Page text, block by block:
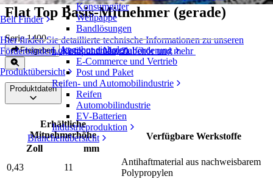
Belt Finder
Hier finden Sie detaillierte technische Informationen zu unseren
Förderbändern, Komponenten, Zubehör und mehr
Produktübersicht
Konsumgüter
Wellpappe
Bandlösungen
Logistik und Materialförderung
E-Commerce und Vertrieb
Post und Paket
Reifen- und Automobilindustrie
Reifen
Automobilindustrie
EV-Batterien
Industrieproduktion
Branchenübersicht
Flat Top Basis-Mitnehmer (gerade)
Serie 1400
Freigeben Angebot einholen
Produktdaten
Erhältliche
Mitnehmerhöhe
Verfügbare Werkstoffe
Zoll
mm
0,43
11
Antihaftmaterial aus nachweisbarem
Polypropylen